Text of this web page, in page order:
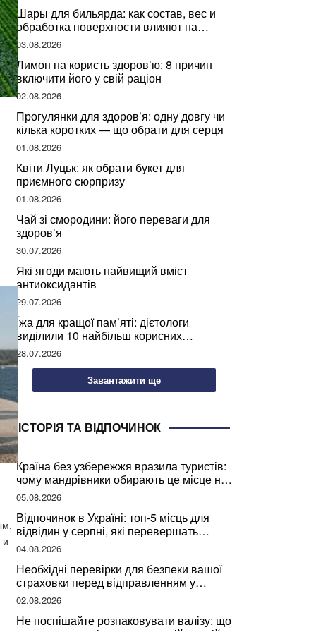
Шары для бильярда: как состав, вес и
обработка поверхности влияют на
динамику игры
03.08.2026
Лимон на користь здоров’ю: 8 причин
включити його у свій раціон
02.08.2026
Прогулянки для здоров’я: одну довгу чи
кілька коротких — що обрати для серця
01.08.2026
Квіти Луцьк: як обрати букет для
приємного сюрпризу
01.08.2026
Чай зі смородини: його переваги для
здоров’я
30.07.2026
Які ягоди мають найвищий вміст
антиоксидантів
29.07.2026
Їжа для кращої пам’яті: дієтологи
виділили 10 найбільш корисних
продуктів
28.07.2026
Завантажити ще
ІСТОРІЯ ТА ВІДПОЧИНОК
Країна без узбережжя вразила туристів:
чому мандрівники обирають це місце на
відпочинок
05.08.2026
Відпочинок в Україні: топ-5 місць для
відвідин у серпні, які перевершать
закордонні враження
04.08.2026
Необхідні перевірки для безпеки вашої
страховки перед відправленням у
подорож
02.08.2026
Не поспішайте розпаковувати валізу: що